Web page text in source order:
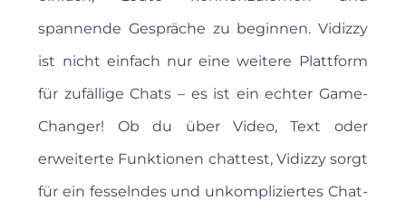
spannende Gespräche zu beginnen. Vidizzy
ist nicht einfach nur eine weitere Plattform
für zufällige Chats – es ist ein echter Game-
Changer! Ob du über Video, Text oder
erweiterte Funktionen chattest, Vidizzy sorgt
für ein fesselndes und unkompliziertes Chat-